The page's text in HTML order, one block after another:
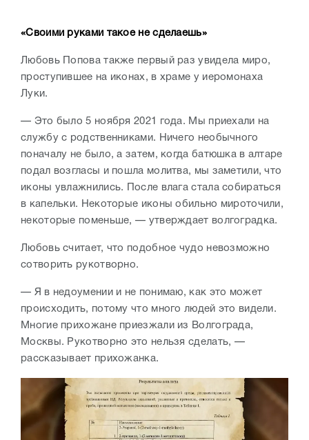
«Своими руками такое не сделаешь»
Любовь Попова также первый раз увидела миро,
проступившее на иконах, в храме у иеромонаха
Луки.
— Это было 5 ноября 2021 года. Мы приехали на
службу с родственниками. Ничего необычного
поначалу не было, а затем, когда батюшка в алтаре
подал возгласы и пошла молитва, мы заметили, что
иконы увлажнились. После влага стала собираться
в капельки. Некоторые иконы обильно мироточили,
некоторые поменьше, — утверждает волгоградка.
Любовь считает, что подобное чудо невозможно
сотворить рукотворно.
— Я в недоумении и не понимаю, как это может
происходить, потому что много людей это видели.
Многие прихожане приезжали из Волгограда,
Москвы. Рукотворно это нельзя сделать, —
рассказывает прихожанка.